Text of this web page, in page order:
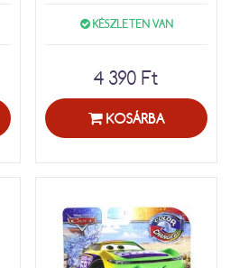
KÉSZLETEN VAN
4 390 Ft
KOSÁRBA